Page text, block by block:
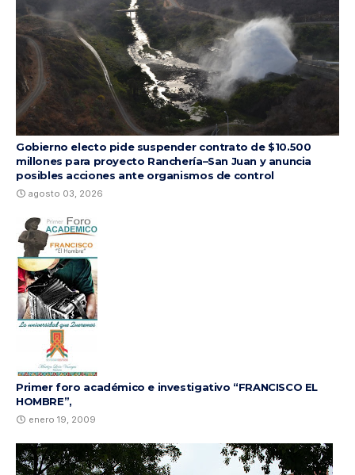
Gobierno electo pide suspender contrato de $10.500
millones para proyecto Ranchería–San Juan y anuncia
posibles acciones ante organismos de control
agosto 03, 2026
Primer foro académico e investigativo “FRANCISCO EL
HOMBRE”,
enero 19, 2009